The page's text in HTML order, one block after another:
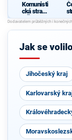
Komunisti
cká strana
Čech a
Moravy
Jak se
Jihočeský kraj
Karlovarský